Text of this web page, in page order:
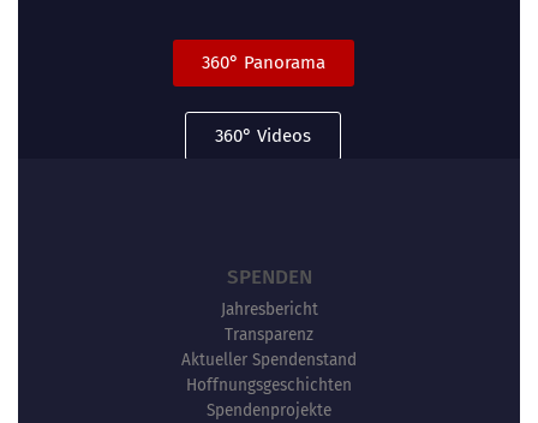
360° Panorama
360° Videos
SPENDEN
Jahresbericht
Transparenz
Aktueller Spendenstand
Hoffnungsgeschichten
Spendenprojekte